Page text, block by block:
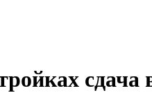
сдача